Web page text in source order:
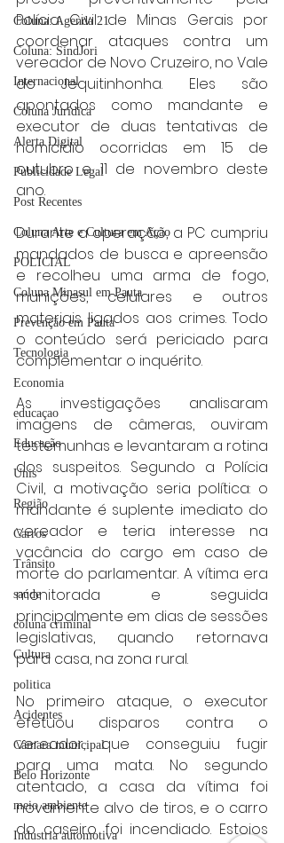
Coluna: Agenda 21
Coluna: SindJori
Internacional
Coluna Jurídica
Alerta Digital
Publicidade Legal
Post Recentes
Coluna Arte e Cultura em Ação
POLICIAL
Coluna Minasul em Pauta
Prevenção em Pauta
Tecnologia
Economia
educaçao
Educação
Unis
Região
Carros
Trânsito
saúde
coluna criminal
Cultura
politica
Acidentes
Câmara municipal
Belo Horizonte
meio ambiente
Industria automotiva
Polícia Civil de Minas Gerais por
coordenar ataques contra um
vereador de Novo Cruzeiro, no Vale
do Jequitinhonha. Eles são
apontados como mandante e
executor de duas tentativas de
homicídio ocorridas em 15 de
outubro e 11 de novembro deste
ano.
Durante a operação, a PC cumpriu
mandados de busca e apreensão
e recolheu uma arma de fogo,
munições, celulares e outros
materiais ligados aos crimes. Todo
o conteúdo será periciado para
complementar o inquérito.
As investigações analisaram
imagens de câmeras, ouviram
testemunhas e levantaram a rotina
dos suspeitos. Segundo a Polícia
Civil, a motivação seria política: o
mandante é suplente imediato do
vereador e teria interesse na
vacância do cargo em caso de
morte do parlamentar. A vítima era
monitorada e seguida
principalmente em dias de sessões
legislativas, quando retornava
para casa, na zona rural.
No primeiro ataque, o executor
efetuou disparos contra o
vereador, que conseguiu fugir
para uma mata. No segundo
atentado, a casa da vítima foi
novamente alvo de tiros, e o carro
do caseiro foi incendiado. Estojos